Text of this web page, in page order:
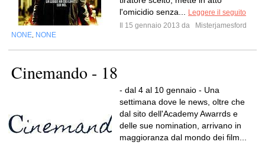
l'omicidio senza...
Leggere il seguito
Il 15 gennaio 2013 da
Misterjamesford
NONE NONE
Cinemando - 18
- dal 4 al 10 gennaio - Una
settimana dove le news, oltre che
dal sito dell'Academy Awarrds e
delle sue nomination, arrivano in
maggioranza dal mondo dei film...